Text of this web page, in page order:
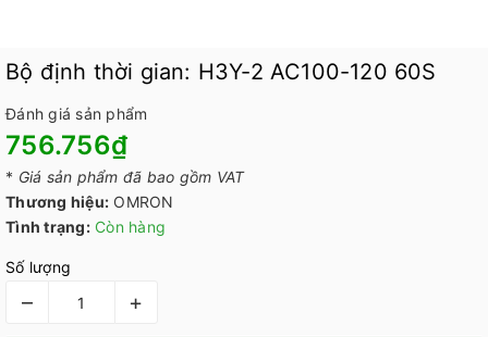
Bộ định thời gian: H3Y-2 AC100-120 60S
Đánh giá sản phẩm
756.756₫
* Giá sản phẩm đã bao gồm VAT
Thương hiệu: OMRON
Tình trạng: Còn hàng
Số lượng
– +